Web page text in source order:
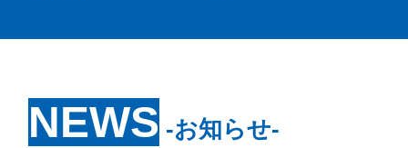
NEWS ‐お知らせ‐